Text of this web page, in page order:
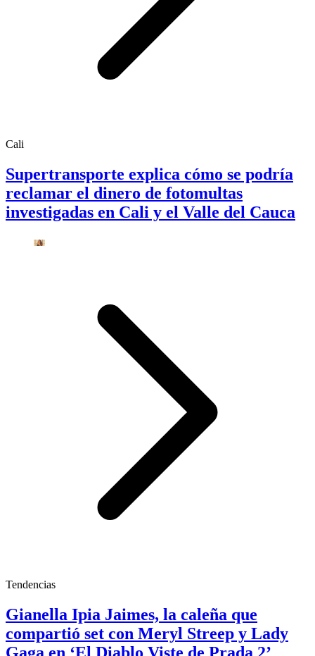
Cali
Supertransporte explica cómo se podría
reclamar el dinero de fotomultas
investigadas en Cali y el Valle del Cauca
Tendencias
Gianella Ipia Jaimes, la caleña que
compartió set con Meryl Streep y Lady